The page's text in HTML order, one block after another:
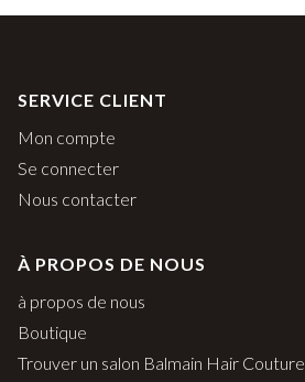
SERVICE CLIENT
Mon compte
Se connecter
Nous contacter
À PROPOS DE NOUS
à propos de nous
Boutique
Trouver un salon Balmain Hair Couture